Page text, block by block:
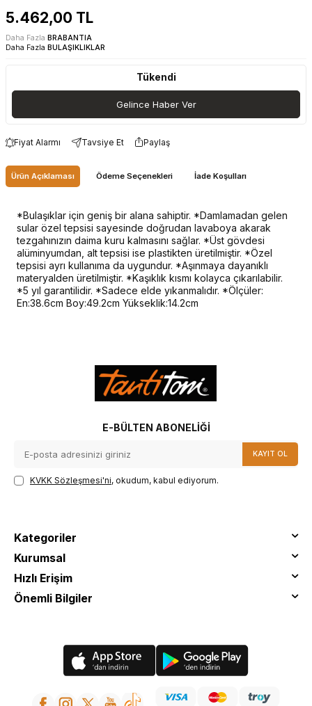
5.462,00 TL
Daha Fazla BRABANTIA
Daha Fazla BULAŞIKLIKLAR
Tükendi
Gelince Haber Ver
Fiyat Alarmı Tavsiye Et Paylaş
Ürün Açıklaması Ödeme Seçenekleri İade Koşulları
*Bulaşıklar için geniş bir alana sahiptir. *Damlamadan gelen
sular özel tepsisi sayesinde doğrudan lavaboya akarak
tezgahınızın daima kuru kalmasını sağlar. *Üst gövdesi
alüminyumdan, alt tepsisi ise plastikten üretilmiştir. *Özel
tepsisi ayrı kullanıma da uygundur. *Aşınmaya dayanıklı
materyalden üretilmiştir. *Kaşıklık kısmı kolayca çıkarılabilir.
*5 yıl garantilidir. *Sadece elde yıkanmalıdır. *Ölçüler:
En:38.6cm Boy:49.2cm Yükseklik:14.2cm
E-BÜLTEN ABONELIĞI
KAYIT OL
KVKK Sözleşmesi'ni, okudum, kabul ediyorum.
Kategoriler
Kurumsal
Hızlı Erişim
Önemli Bilgiler